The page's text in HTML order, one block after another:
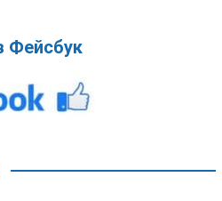
Фейсбук